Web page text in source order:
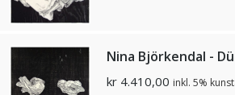
Nina Björkendal -
kr 4.410,00 inkl. 5%